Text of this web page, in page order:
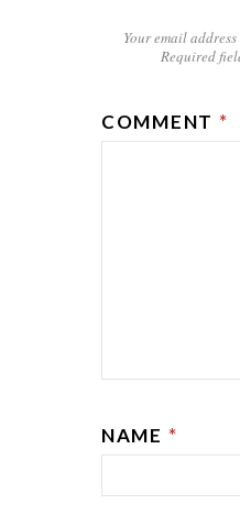
Your email
Required
COMMENT *
NAME *